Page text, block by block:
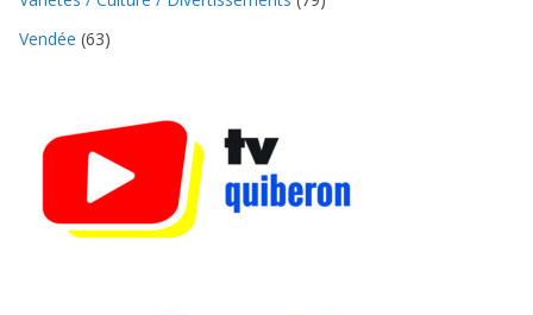
Vendée (63)